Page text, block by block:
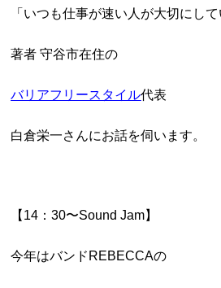
「いつも仕事が速い人が大切にして
著者 守谷市在住の
バリアフリースタイル代表
白倉栄一さんにお話を伺います。
【14：30〜Sound Jam】
今年はバンドREBECCAの